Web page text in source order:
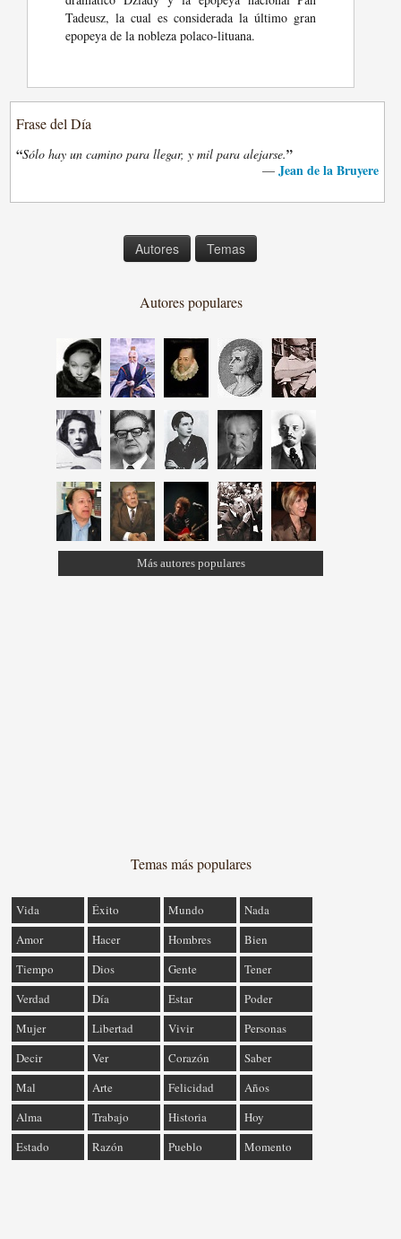
Tadeusz, la cual es considerada la último gran
epopeya de la nobleza polaco-lituana.
Frase del Día
“Sólo hay un camino para llegar, y mil para alejarse.”
— Jean de la Bruyere
Autores Temas
Autores populares
Más autores populares
Temas más populares
Vida Éxito Mundo
Nada
Amor
Hacer Hombres
Bien
Tiempo
Dios Gente
Tener
Verdad
Día Estar
Poder
Mujer
Libertad Vivir
Personas
Decir
Ver Corazón
Saber
Mal
Arte Felicidad
Años
Alma
Trabajo Historia
Hoy
Estado
Razón Pueblo Momento